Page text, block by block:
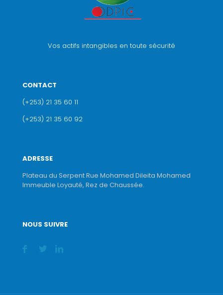
Vos actifs intangibles en toute sécurité
CONTACT
(+253) 21 35 60 11
(+253) 21 35 60 92
ADRESSE
Plateau du Serpent Rue Mohamed Dileita Mohamed
Immeuble Loyauté, Rez de Chaussée.
NOUS SUIVRE